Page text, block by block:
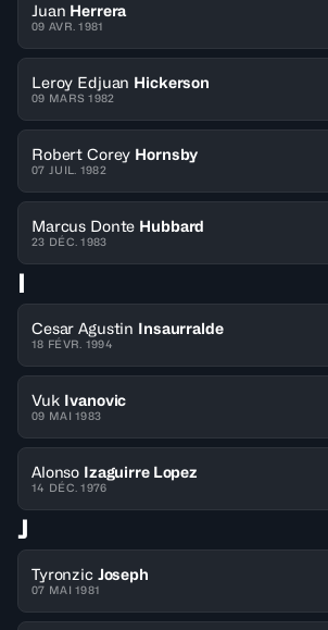
Juan Herrera
09 AVR. 1981
Leroy Edjuan Hickerson
09 MARS 1982
Robert Corey Hornsby
07 JUIL. 1982
Marcus Donte Hubbard
23 DÉC. 1983
I
Cesar Agustin Insaurralde
18 FÉVR. 1994
Vuk Ivanovic
09 MAI 1983
Alonso Izaguirre Lopez
14 DÉC. 1976
J
Tyronzic Joseph
07 MAI 1981